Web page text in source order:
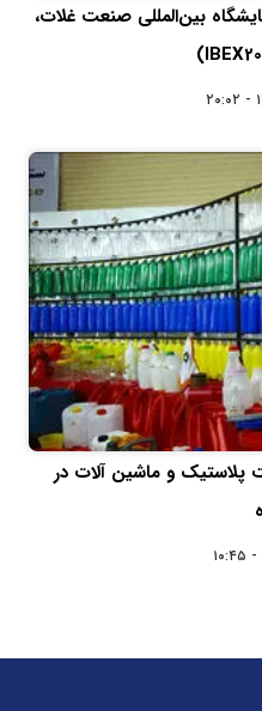
بین‌المللی صنعت غلات،
و ماشین آلات در